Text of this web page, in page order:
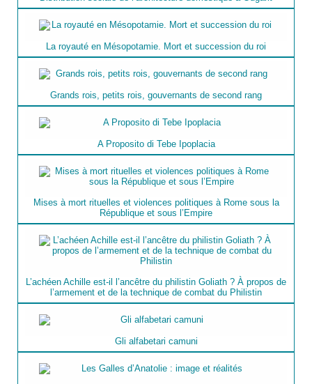
La royauté en Mésopotamie. Mort et succession du roi
Grands rois, petits rois, gouvernants de second rang
A Proposito di Tebe Ipoplacia
Mises à mort rituelles et violences politiques à Rome sous la
République et sous l’Empire
L’achéen Achille est-il l’ancêtre du philistin Goliath ? À propos de
l’armement et de la technique de combat du Philistin
Gli alfabetari camuni